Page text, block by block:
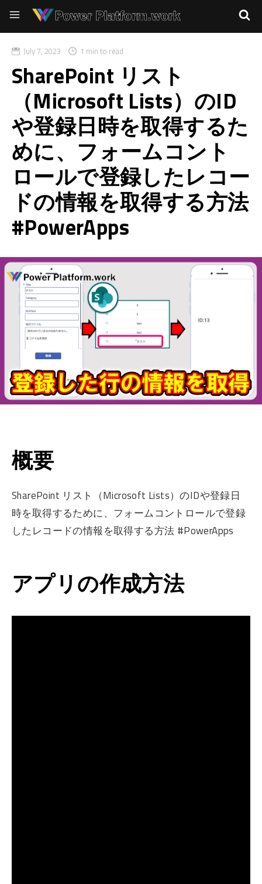
July 7, 2023 1 min to read
SharePoint リスト
（Microsoft Lists）のID
や登録日時を取得するた
めに、フォームコント
ロールで登録したレコー
ドの情報を取得する方法
#PowerApps
概要
SharePoint リスト（Microsoft Lists）のIDや登録日
時を取得するために、フォームコントロールで登録
したレコードの情報を取得する方法 #PowerApps
アプリの作成方法